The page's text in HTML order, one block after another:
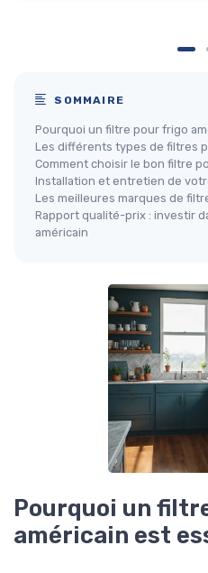
SOMMAIRE
Pourquoi un filtre pour frigo
Les différents types de filtres
Comment choisir le bon filtre
Installation et entretien de
Les meilleures marques de
Rapport qualité-prix : investir
américain
Pourquoi un
américain est